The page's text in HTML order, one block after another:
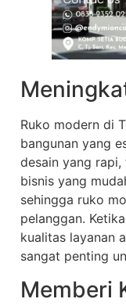
Ruko modern di
bangunan yang
desain yang
bisnis yang
sehingga ruko
pelanggan.
kualitas layanan
sangat penting
Memberi